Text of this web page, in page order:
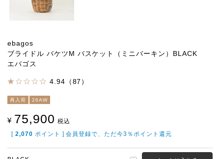
ebagos
ブライドル バケツM バスケット（ミニバーキン）BLACK
エバゴス
4.94（87）
再入荷 26AW
¥ 75,900 税込
[ 2,070 ポイント ] 会員登録で、ただ今3％ポイント還元